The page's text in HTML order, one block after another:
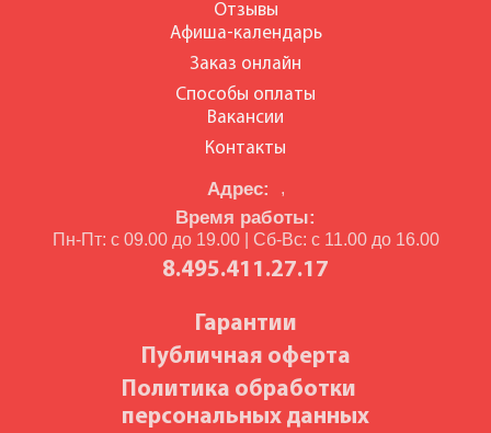
Адрес: ,
Время работы:
Пн-Пт: с 09.00 до 19.00 | Сб-Вс: с 11.00 до 16.00
8.495.411.27.17
Гарантии
Публичная оферта
Политика обработки
персональных данных
Отзывы
Афиша-календарь
Заказ онлайн
Способы оплаты
Вакансии
Контакты